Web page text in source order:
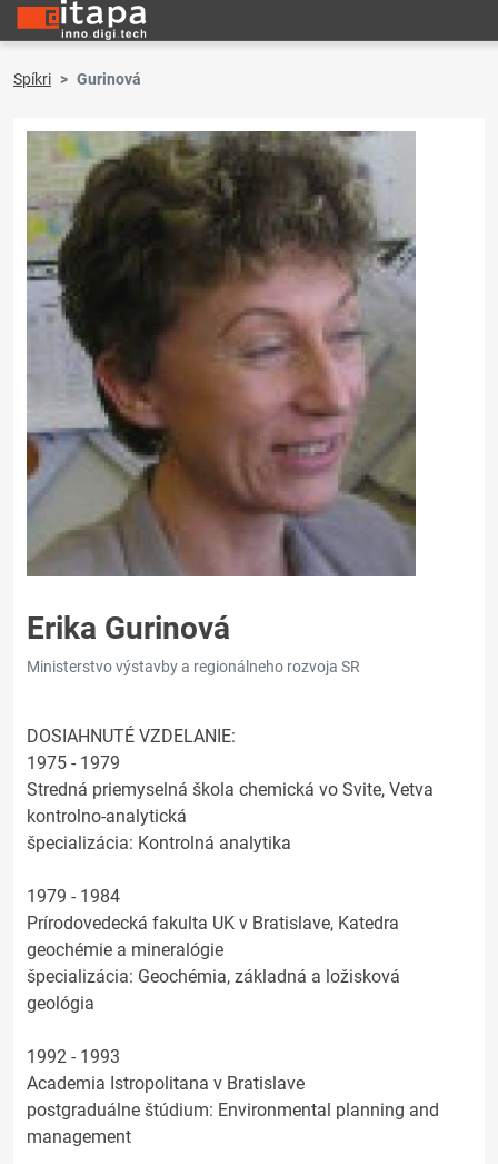
Spíkri Gurinová
Erika Gurinová
Ministerstvo výstavby a regionálneho rozvoja SR
DOSIAHNUTÉ VZDELANIE:
1975 - 1979
Stredná priemyselná škola chemická vo Svite, Vetva
kontrolno-analytická
špecializácia: Kontrolná analytika
1979 - 1984
Prírodovedecká fakulta UK v Bratislave, Katedra
geochémie a mineralógie
špecializácia: Geochémia, základná a ložisková
geológia
1992 - 1993
Academia Istropolitana v Bratislave
postgraduálne štúdium: Environmental planning and
management